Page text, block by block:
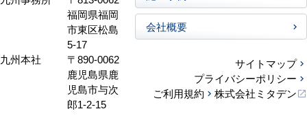
福岡県福岡
市東区松島
5-17
九州本社
〒890-0062
鹿児島県鹿
児島市与次
郎1-2-15
会社概要
サイトマップ
プライバシーポリシー
ご利用規約
株式会社ミタデン